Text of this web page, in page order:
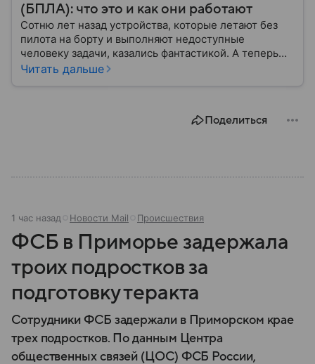
(БПЛА): что это и как они работают
Сотню лет назад устройства, которые летают без
пилота на борту и выполняют недоступные
человеку задачи, казались фантастикой. А теперь
они стали реальностью: собрали главное о
Читать дальше
Поделиться
1 час назад Новости Mail Происшествия
ФСБ в Приморье задержала
троих подростков за
подготовку теракта
Сотрудники ФСБ задержали в Приморском крае
трех подростков. По данным Центра
общественных связей (ЦОС) ФСБ России,